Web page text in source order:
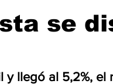
se
y llegó al 5,2%, el